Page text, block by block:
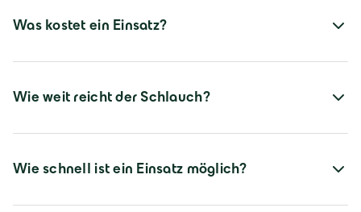
Was kostet ein Einsatz?
Wie weit reicht der Schlauch?
Wie schnell ist ein Einsatz möglich?